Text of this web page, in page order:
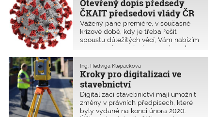
zcela podstatné. Týkají se zejména
technického dozoru stavebníka,
autorského dozoru a geotechnického
průzkumu.
Otevřený dopis předsedy
ČKAIT předsedovi vlády ČR
Vážený pane premiére, v současné
krizové době, kdy je třeba řešit
spoustu důležitých věcí, Vám nabízím
pomoc nejenom jménem svým, ale
především jménem více jak 32 000
autorizovaných osob. V oblasti, která
je nám z profesního hlediska blízká
a pro další vývo
Kroky pro digitalizaci ve
stavebnictví
Ing. Hedviga Klepáčková
Digitalizaci stavebnictví mají umožnit
změny v právních předpisech, které
byly vydané na konci února 2020.